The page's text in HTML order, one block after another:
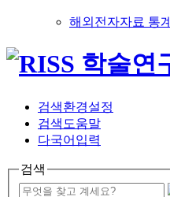
해외전자자료 통계
검색환경설정
검색도움말
다국어입력
검색